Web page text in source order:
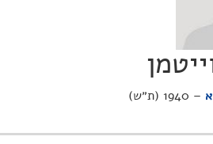
– 1940 (ת״ש)